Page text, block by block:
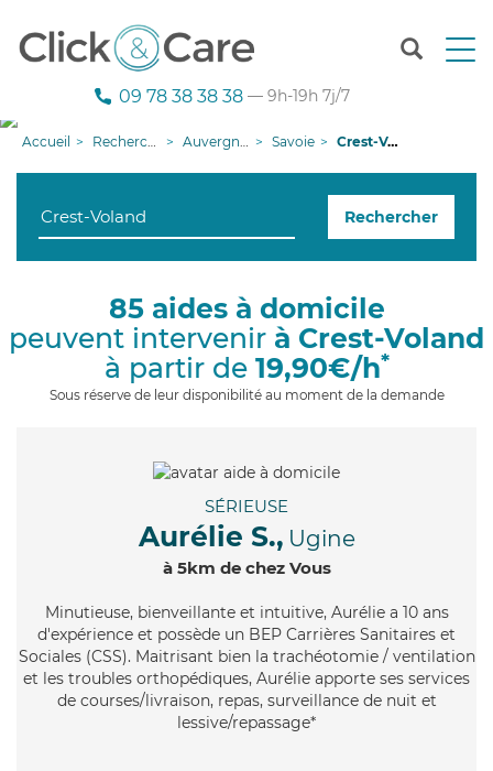
T
n
g
i
09 78 38 38 38 — 9h-19h 7j/7
Accueil Recherche aide à domicile Auvergne-Rhône-Alpes Savoie Crest-Voland
Rechercher
85 aides à domicile
peuvent intervenir à Crest-Voland
à partir de 19,90€/h*
Sous réserve de leur disponibilité au moment de la demande
SÉRIEUSE
Aurélie S., Ugine
à 5km de chez Vous
Minutieuse, bienveillante et intuitive, Aurélie a 10 ans
d'expérience et possède un BEP Carrières Sanitaires et
Sociales (CSS). Maitrisant bien la trachéotomie / ventilation
et les troubles orthopédiques, Aurélie apporte ses services
de courses/livraison, repas, surveillance de nuit et
lessive/repassage*